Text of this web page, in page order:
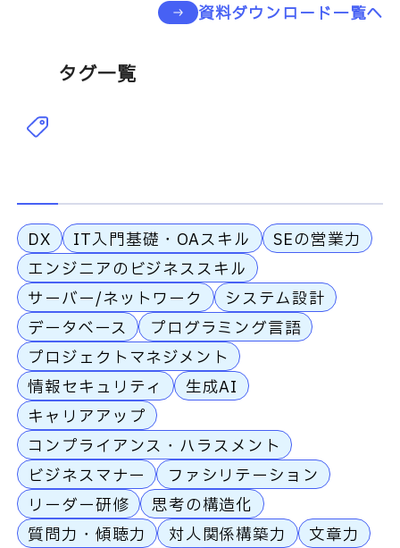
資料ダウンロード一覧へ
タグ一覧
DX IT入門基礎・OAスキル
SEの営業力
エンジニアのビジネススキル
サーバー/ネットワーク
システム設計
データベース
プログラミング言語
プロジェクトマネジメント
情報セキュリティ
生成AI
キャリアアップ
コンプライアンス・ハラスメント
ビジネスマナー
ファシリテーション
リーダー研修
思考の構造化
質問力・傾聴力
対人関係構築力
文章力